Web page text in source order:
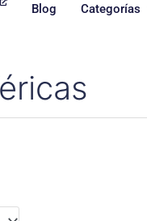
Blog Categorías